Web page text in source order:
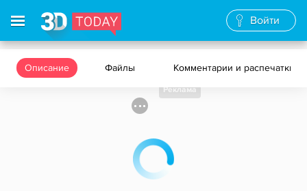
Войти
Описание Файлы Комментарии и распечатки
Реклама